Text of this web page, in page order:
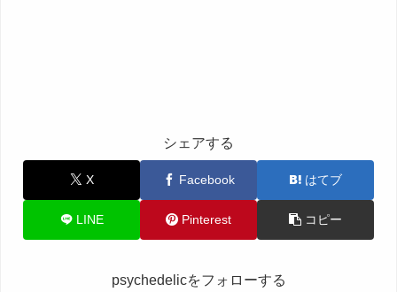
シェアする
X Facebook はてブ
LINE Pinterest コピー
psychedelicをフォローする